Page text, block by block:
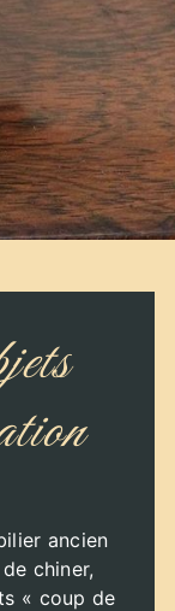
ancien
chiner,
« coup de